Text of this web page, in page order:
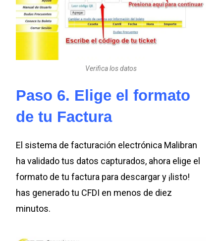
Verifica los datos
Paso 6. Elige el formato
de tu Factura
El sistema de facturación electrónica Malibran
ha validado tus datos capturados, ahora elige el
formato de tu factura para descargar y ¡listo!
has generado tu CFDI en menos de diez
minutos.